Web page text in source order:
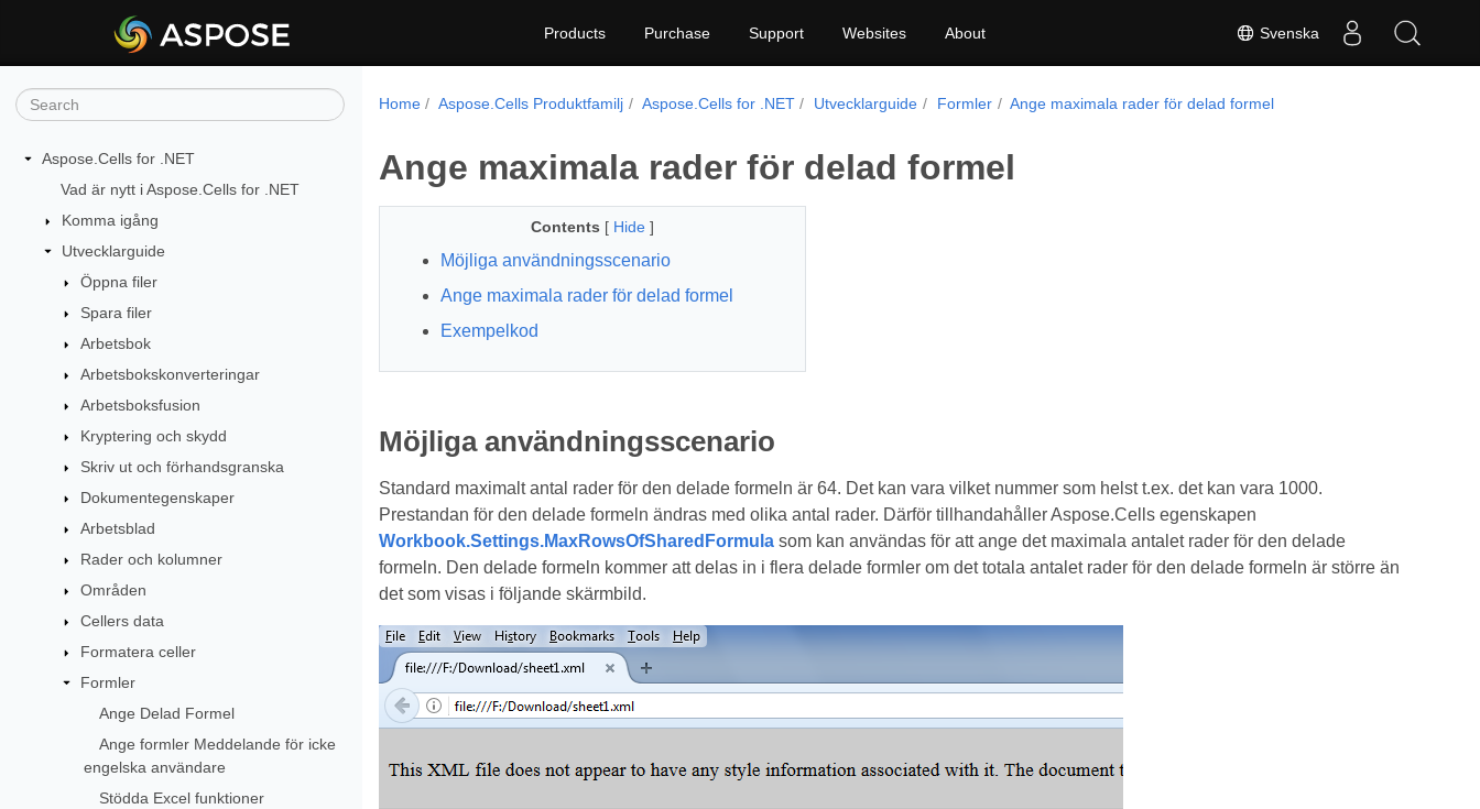
Svenska
Products Purchase Support Websites About
Aspose.Cells for .NET
Vad är nytt i Aspose.Cells for .NET
Komma igång
Utvecklarguide
Öppna filer
Spara filer
Arbetsbok
Arbetsbokskonverteringar
Arbetsboksfusion
Kryptering och skydd
Skriv ut och förhandsgranska
Dokumentegenskaper
Arbetsblad
Rader och kolumner
Områden
Cellers data
Formatera celler
Formler
Ange Delad Formel
Ange formler Meddelande för icke
engelska användare
Stödda Excel funktioner
Home Aspose.Cells Produktfamilj Aspose.Cells for .NET Utvecklarguide Formler Ange maximala rader för delad formel
Ange maximala rader för delad formel
Contents [ Hide ]
Möjliga användningsscenario
Ange maximala rader för delad formel
Exempelkod
Möjliga användningsscenario
Standard maximalt antal rader för den delade formeln är 64. Det kan vara vilket nummer som helst t.ex. det kan vara 1000.
Prestandan för den delade formeln ändras med olika antal rader. Därför tillhandahåller Aspose.Cells egenskapen
Workbook.Settings.MaxRowsOfSharedFormulasom kan användas för att ange det maximala antalet rader för den delade
formeln. Den delade formeln kommer att delas in i flera delade formler om det totala antalet rader för den delade formeln är större än
det som visas i följande skärmbild.